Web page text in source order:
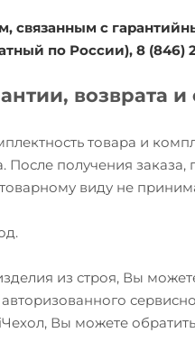
связанным с
по России), 8 (846)
возврата
товара и
После получения
виду не
из строя, Вы
Вы можете